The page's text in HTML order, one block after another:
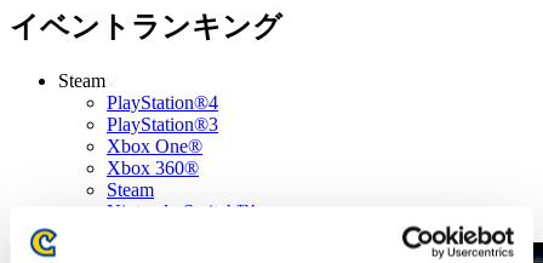
イベントランキング
Steam
PlayStation®4
PlayStation®3
Xbox One®
Xbox 360®
Steam
Nintendo Switch™